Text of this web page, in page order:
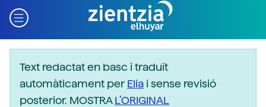
Text redactat en basc i traduït
automàticament perElia i sense revisió
posterior. MOSTRAL’ORIGINAL